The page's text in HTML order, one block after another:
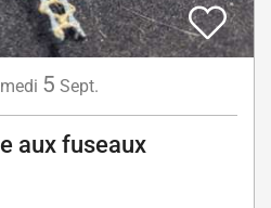
5 Sept.
aux fuseaux